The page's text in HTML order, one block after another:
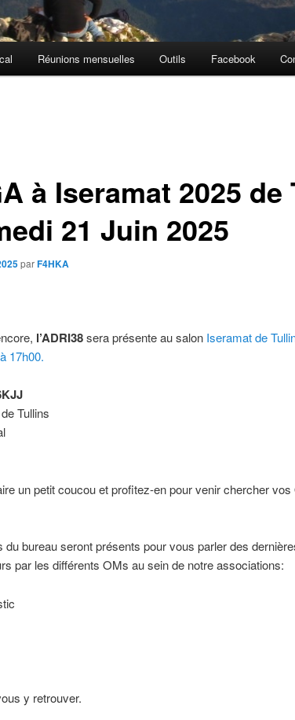
Réunions mensuelles Outils Facebook
à Iseramat 2025
21 Juin 2025
parF4HKA
l’ADRI38sera présente au salon Iseramat de
17h00.
Tullins
un petit coucou et profitez-en pour venir chercher vos
du bureau seront présents pour vous parler des
par les différents OMs au sein de notre associations:
y retrouver.